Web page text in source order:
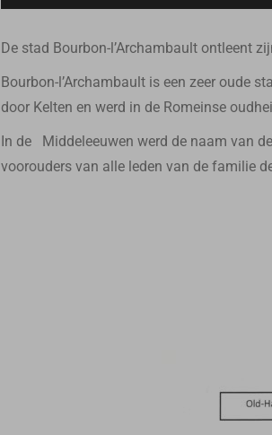
audio
De stad Bourbon-l’Archambault ontleent
Bourbon-l’Archambault is een zeer oude
door Kelten en werd in de Romeinse
In de Middeleeuwen werd de naam van
voorouders van alle leden van de familie